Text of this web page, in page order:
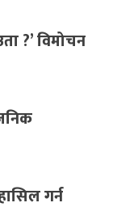
?’ विमोचन
गर्न